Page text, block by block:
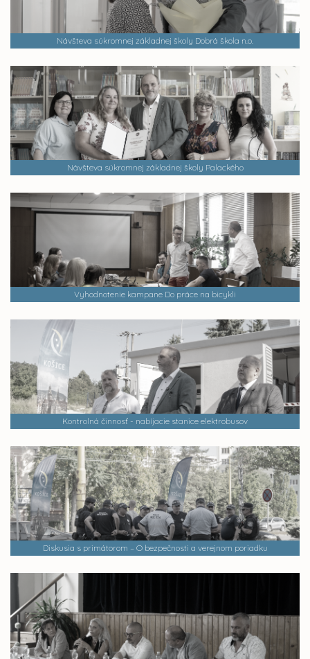
Návšteva súkromnej základnej školy Dobrá škola n.o.
Návšteva súkromnej základnej školy Palackého
Vyhodnotenie kampane Do práce na bicykli
Kontrolná činnosť - nabíjacie stanice elektrobusov
Diskusia s primátorom – O bezpečnosti a verejnom poriadku